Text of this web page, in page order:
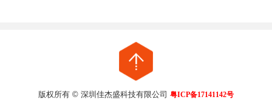
版权所有 © 深圳佳杰盛科技有限公司 粤ICP备17141142号